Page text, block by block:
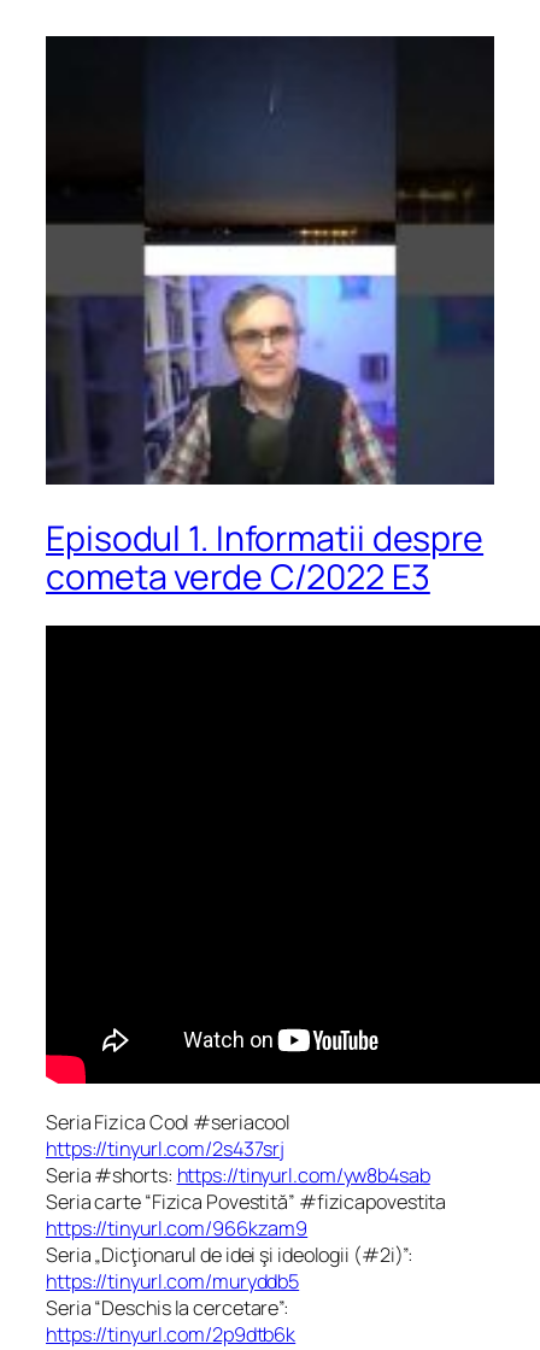
Episodul 1. Informatii despre
cometa verde C/2022 E3
Seria Fizica Cool #seriacool
https://tinyurl.com/2s437srj
Seria #shorts: https://tinyurl.com/yw8b4sab
Seria carte “Fizica Povestită” #fizicapovestita
https://tinyurl.com/966kzam9
Seria „Dicţionarul de idei şi ideologii (#2i)”:
https://tinyurl.com/muryddb5
Seria “Deschis la cercetare”:
https://tinyurl.com/2p9dtb6k